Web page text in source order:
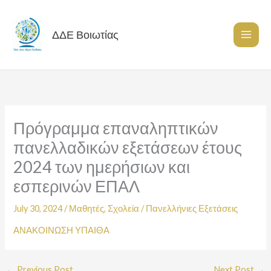
content
ΔΔΕ Βοιωτίας
Πρόγραμμα επαναληπτικών
πανελλαδικών εξετάσεων έτους
2024 των ημερήσιων και
εσπερινών ΕΠΑΛ
July 30, 2024/Μαθητές, Σχολεία /Πανελλήνιες Εξετάσεις
ΑΝΑΚΟΙΝΩΣΗ ΥΠΑΙΘΑ